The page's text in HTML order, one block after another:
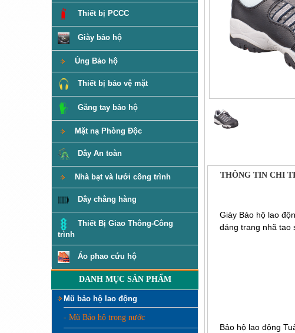
Thiết bị PCCC
Giày bảo hộ
Ủng Bảo hộ
Thiết bị bảo vệ mặt
Găng tay bảo hộ
Mặt nạ Phòng Độc
Dây An toàn
Nhà bạt và lưới công trình
Dây chằng hàng
Thiết Bị Giao Thông-Công
trình
Áo phao cứu hộ
DANH MỤC SẢN PHẨM
Mũ bảo hộ lao động
- Mũ Bảo hộ trong nước
THÔNG TIN CHI
Giày Bảo hộ lao
dáng trang nhã tao
Bảo hộ lao động